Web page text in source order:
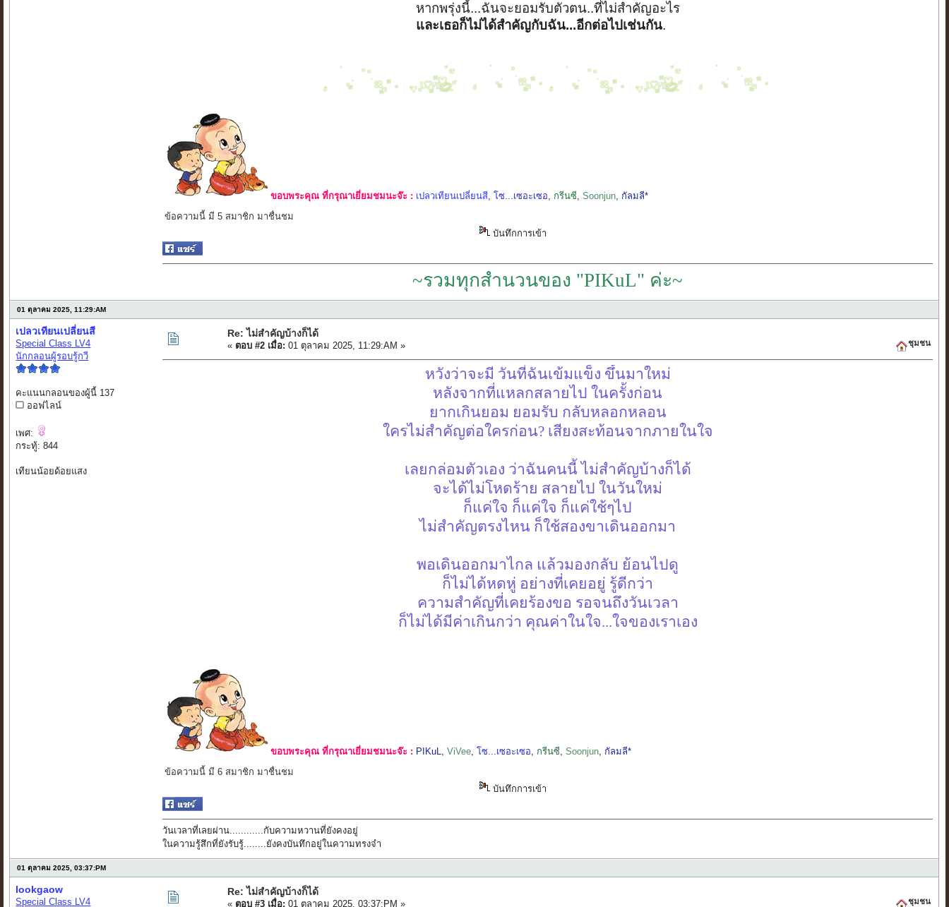
หากพรุ่งนี้...ฉันจะยอมรับตัวตน..ที่ไม่สำคัญอะไร
และเธอก็ไม่ได้สำคัญกับฉัน...อีกต่อไปเช่นกัน.
ขอบพระคุณ ที่กรุณาเยี่ยมชมนะจ๊ะ : เปลวเทียนเปลี่ยนสี,โซ...เซอะเซอ, กรีนซี,Soonjun, กัลมลี*
ข้อความนี้ มี 5 สมาชิก มาชื่นชม
บันทึกการเข้า
~รวมทุกสำนวนของ "PIKuL" ค่ะ~
01 ตุลาคม 2025, 11:29:AM
เปลวเทียนเปลี่ยนสี
Special Class LV4
นักกลอนผู้รอบรู้กวี
คะแนนกลอนของผู้นี้ 137
ออฟไลน์
เพศ:
กระทู้: 844
เทียนน้อยด้อยแสง
Re: ไม่สำคัญบ้างก็ได้
« ตอบ #2 เมื่อ: 01 ตุลาคม 2025, 11:29:AM » ชุมชน
หวังว่าจะมี วันที่ฉันเข้มแข็ง ขึ้นมาใหม่
หลังจากที่แหลกสลายไป ในครั้งก่อน
ยากเกินยอม ยอมรับ กลับหลอกหลอน
ใครไม่สำคัญต่อใครก่อน? เสียงสะท้อนจากภายในใจ
เลยกล่อมตัวเอง ว่าฉันคนนี้ ไม่สำคัญบ้างก็ได้
จะได้ไม่โหดร้าย สลายไป ในวันใหม่
ก็แค่ใจ ก็แค่ใจ ก็แค่ใช้ๆไป
ไม่สำคัญตรงไหน ก็ใช้สองขาเดินออกมา
พอเดินออกมาไกล แล้วมองกลับ ย้อนไปดู
ก็ไม่ได้หดหู่ อย่างที่เคยอยู่ รู้ดีกว่า
ความสำคัญที่เคยร้องขอ รอจนถึงวันเวลา
ก็ไม่ได้มีค่าเกินกว่า คุณค่าในใจ...ใจของเราเอง
ขอบพระคุณ ที่กรุณาเยี่ยมชมนะจ๊ะ : PIKuL,ViVee,โซ...เซอะเซอ, กรีนซี,Soonjun, กัลมลี*
ข้อความนี้ มี 6 สมาชิก มาชื่นชม
บันทึกการเข้า
วันเวลาที่เลยผ่าน............กับความหวานที่ยังคงอยู่
ในความรู้สึกที่ยังรับรู้........ยังคงบันทึกอยู่ในความทรงจำ
01 ตุลาคม 2025, 03:37:PM
lookgaow
Special Class LV4
Re: ไม่สำคัญบ้างก็ได้
« ตอบ #3 เมื่อ: 01 ตุลาคม 2025, 03:37:PM » ชุมชน